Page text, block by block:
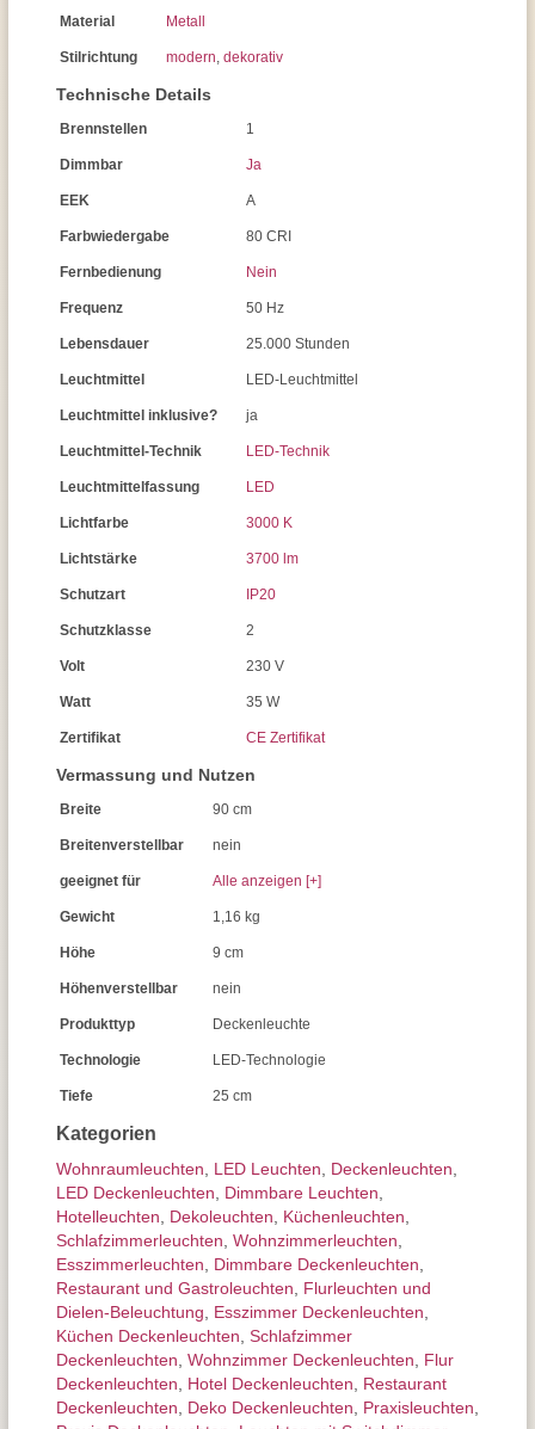
Kategorien
Wohnraum­leuchten LED Leuchten Decken­leuchten
LED Deckenleuchten
Dimmbare Leuchten
Hotelleuchten
Dekoleuchten Küchenleuchten
Schlafzimmer­leuchten Wohnzimmer­leuchten
Esszimmer­­leuchten
Dimmbare Deckenleuchten
Restaurant und Gastroleuchten
Flurleuchten und
Dielen-Beleuchtung
Esszimmer Deckenleuchten
Küchen Deckenleuchten Schlafzimmer
Deckenleuchten Wohnzimmer Deckenleuchten
Flur
Deckenleuchten
Hotel Deckenleuchten
Restaurant
Deckenleuchten
Deko Deckenleuchten Praxisleuchten
Material Metall
Stilrichtung modern, dekorativ
Technische Details
Brennstellen 1
Dimmbar Ja
EEK A
Farbwiedergabe 80 CRI
Fernbedienung Nein
Frequenz 50 Hz
Lebensdauer 25.000 Stunden
Leuchtmittel LED-Leuchtmittel
Leuchtmittel inklusive? ja
Leuchtmittel-Technik LED-Technik
Leuchtmittelfassung LED
Lichtfarbe 3000 K
Lichtstärke 3700 lm
Schutzart IP20
Schutzklasse 2
Volt 230 V
Watt 35 W
Zertifikat CE Zertifikat
Vermassung und Nutzen
Breite 90 cm
Breitenverstellbar nein
geeignet für Alle anzeigen [+]
Gewicht 1,16 kg
Höhe 9 cm
Höhenverstellbar nein
Produkttyp Deckenleuchte
Technologie LED-Technologie
Tiefe 25 cm